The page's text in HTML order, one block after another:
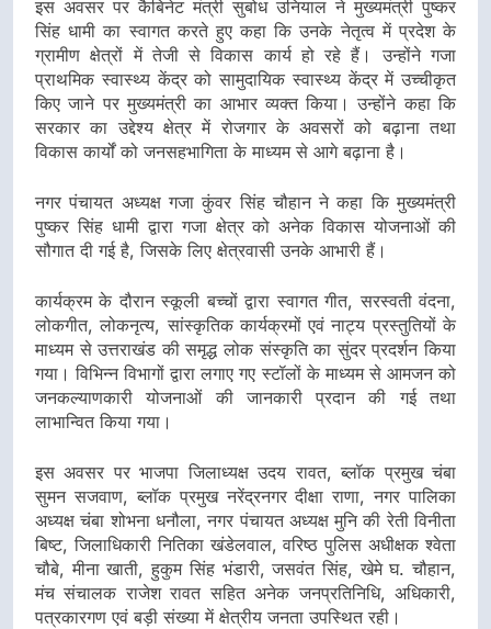
इस अवसर पर कैबिनेट मंत्री सुबोध उनियाल ने मुख्यमंत्री पुष्कर
सिंह धामी का स्वागत करते हुए कहा कि उनके नेतृत्व में प्रदेश के
ग्रामीण क्षेत्रों में तेजी से विकास कार्य हो रहे हैं। उन्होंने गजा
प्राथमिक स्वास्थ्य केंद्र को सामुदायिक स्वास्थ्य केंद्र में उच्चीकृत
किए जाने पर मुख्यमंत्री का आभार व्यक्त किया। उन्होंने कहा कि
सरकार का उद्देश्य क्षेत्र में रोजगार के अवसरों को बढ़ाना तथा
विकास कार्यों को जनसहभागिता के माध्यम से आगे बढ़ाना है।
नगर पंचायत अध्यक्ष गजा कुंवर सिंह चौहान ने कहा कि मुख्यमंत्री
पुष्कर सिंह धामी द्वारा गजा क्षेत्र को अनेक विकास योजनाओं की
सौगात दी गई है, जिसके लिए क्षेत्रवासी उनके आभारी हैं।
कार्यक्रम के दौरान स्कूली बच्चों द्वारा स्वागत गीत, सरस्वती वंदना,
लोकगीत, लोकनृत्य, सांस्कृतिक कार्यक्रमों एवं नाट्य प्रस्तुतियों के
माध्यम से उत्तराखंड की समृद्ध लोक संस्कृति का सुंदर प्रदर्शन किया
गया। विभिन्न विभागों द्वारा लगाए गए स्टॉलों के माध्यम से आमजन को
जनकल्याणकारी योजनाओं की जानकारी प्रदान की गई तथा
लाभान्वित किया गया।
इस अवसर पर भाजपा जिलाध्यक्ष उदय रावत, ब्लॉक प्रमुख चंबा
सुमन सजवाण, ब्लॉक प्रमुख नरेंद्रनगर दीक्षा राणा, नगर पालिका
अध्यक्ष चंबा शोभना धनौला, नगर पंचायत अध्यक्ष मुनि की रेती विनीता
बिष्ट, जिलाधिकारी नितिका खंडेलवाल, वरिष्ठ पुलिस अधीक्षक श्वेता
चौबे, मीना खाती, हुकुम सिंह भंडारी, जसवंत सिंह, खेमे घ. चौहान,
मंच संचालक राजेश रावत सहित अनेक जनप्रतिनिधि, अधिकारी,
पत्रकारगण एवं बड़ी संख्या में क्षेत्रीय जनता उपस्थित रही।